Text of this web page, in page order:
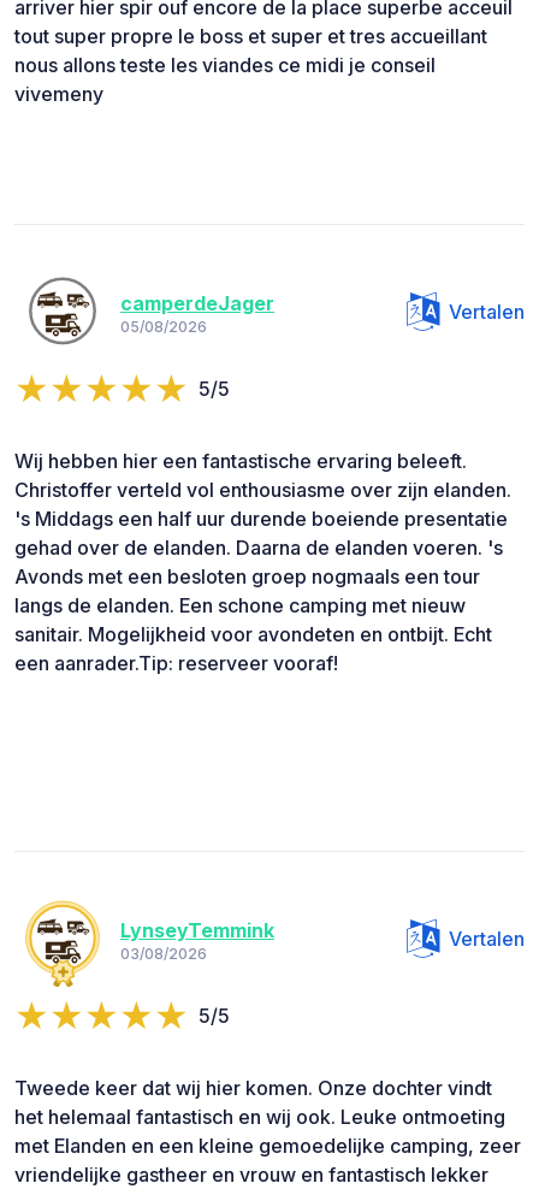
arriver hier spir ouf encore de la place superbe acceuil
tout super propre le boss et super et tres accueillant
nous allons teste les viandes ce midi je conseil
vivemeny
camperdeJager
05/08/2026
Vertalen
5/5
Wij hebben hier een fantastische ervaring beleeft.
Christoffer verteld vol enthousiasme over zijn elanden.
's Middags een half uur durende boeiende presentatie
gehad over de elanden. Daarna de elanden voeren. 's
Avonds met een besloten groep nogmaals een tour
langs de elanden. Een schone camping met nieuw
sanitair. Mogelijkheid voor avondeten en ontbijt. Echt
een aanrader.Tip: reserveer vooraf!
LynseyTemmink
03/08/2026
Vertalen
5/5
Tweede keer dat wij hier komen. Onze dochter vindt
het helemaal fantastisch en wij ook. Leuke ontmoeting
met Elanden en een kleine gemoedelijke camping, zeer
vriendelijke gastheer en vrouw en fantastisch lekker